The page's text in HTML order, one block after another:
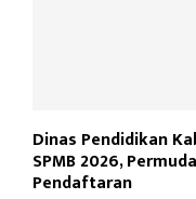
Dinas Pendidikan
SPMB 2026,
Pendaftaran